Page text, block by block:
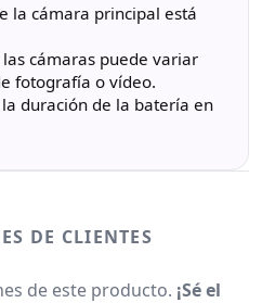
la cámara principal está
cámaras puede variar
fotografía o vídeo.
duración de la batería en
DE CLIENTES
de este producto. ¡Sé el